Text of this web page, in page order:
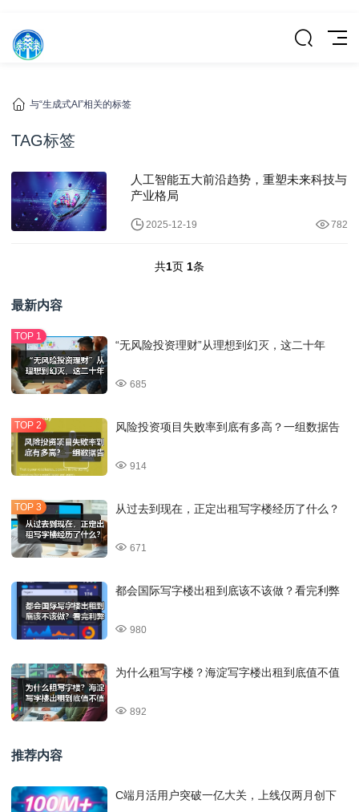
与“生成式AI”相关的标签
TAG标签
人工智能五大前沿趋势，重塑未来科技与
产业格局
2025-12-19 782
共1页 1条
最新内容
“无风险投资理财”从理想到幻灭，这二十年
685
风险投资项目失败率到底有多高？一组数据告
914
从过去到现在，正定出租写字楼经历了什么？
671
都会国际写字楼出租到底该不该做？看完利弊
980
为什么租写字楼？海淀写字楼出租到底值不值
892
推荐内容
C端月活用户突破一亿大关，上线仅两月创下